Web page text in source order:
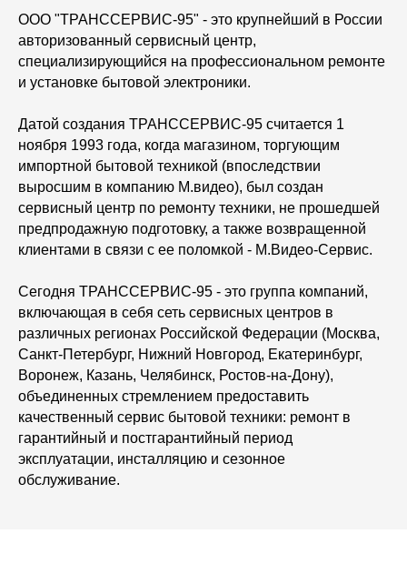
ООО "ТРАНССЕРВИС-95" - это крупнейший в России
авторизованный сервисный центр,
специализирующийся на профессиональном ремонте
и установке бытовой электроники.
Датой создания ТРАНССЕРВИС-95 считается 1
ноября 1993 года, когда магазином, торгующим
импортной бытовой техникой (впоследствии
выросшим в компанию М.видео), был создан
сервисный центр по ремонту техники, не прошедшей
предпродажную подготовку, а также возвращенной
клиентами в связи с ее поломкой - М.Видео-Сервис.
Сегодня ТРАНССЕРВИС-95 - это группа компаний,
включающая в себя сеть сервисных центров в
различных регионах Российской Федерации (Москва,
Санкт-Петербург, Нижний Новгород, Екатеринбург,
Воронеж, Казань, Челябинск, Ростов-на-Дону),
объединенных стремлением предоставить
качественный сервис бытовой техники: ремонт в
гарантийный и постгарантийный период
эксплуатации, инсталляцию и сезонное
обслуживание.